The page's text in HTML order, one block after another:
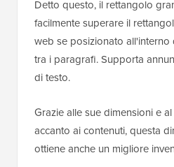
Detto questo, il rettangolo
facilmente superare il
web se posizionato
tra i paragrafi. Supporta
di testo.
Grazie alle sue dimensioni e
accanto ai contenuti, questa
ottiene anche un migliore